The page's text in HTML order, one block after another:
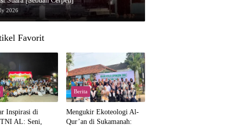
2026
Favorit
Inspirasi di
AL: Seni,
Berita
Mengukir Ekoteologi Al-
Qur’an di Sukamanah: